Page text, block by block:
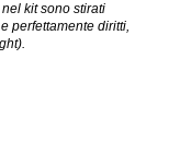
kit sono stirati
perfettamente diritti,